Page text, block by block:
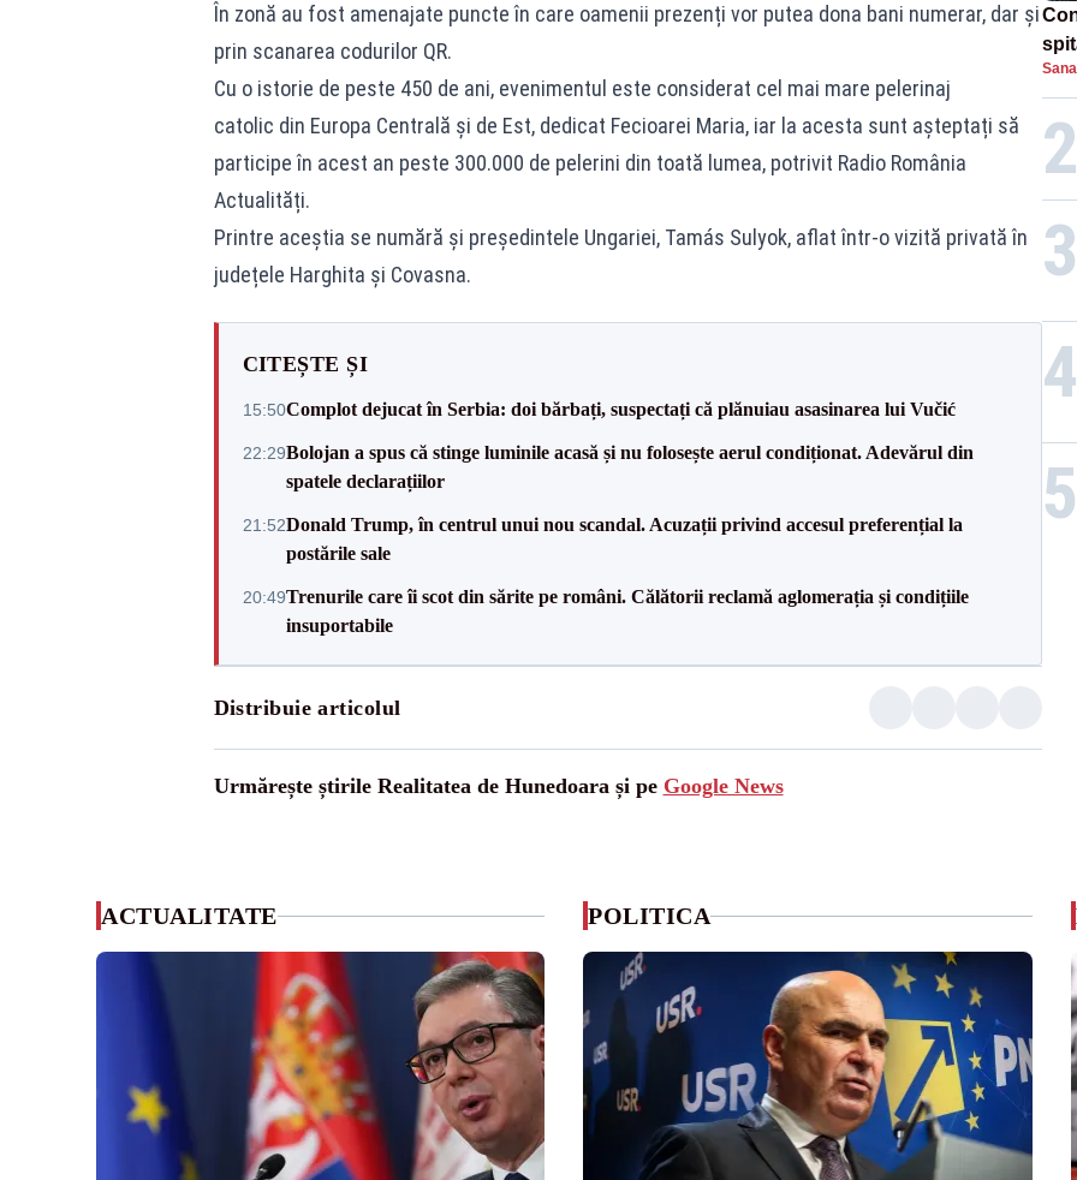
În zonă au fost amenajate puncte în care oamenii prezenți vor putea dona bani numerar, dar și
prin scanarea codurilor QR.
Cu o istorie de peste 450 de ani, evenimentul este considerat cel mai mare pelerinaj
catolic din Europa Centrală și de Est, dedicat Fecioarei Maria, iar la acesta sunt așteptați să
participe în acest an peste 300.000 de pelerini din toată lumea, potrivit Radio România
Actualități.
Printre aceștia se numără și președintele Ungariei, Tamás Sulyok, aflat într-o vizită privată în
județele Harghita și Covasna.
CITEȘTE ȘI
15:50Complot dejucat în Serbia: doi bărbați, suspectați că plănuiau asasinarea lui Vučić
22:29Bolojan a spus că stinge luminile acasă și nu folosește aerul condiționat. Adevărul din
spatele declarațiilor
21:52Donald Trump, în centrul unui nou scandal. Acuzații privind accesul preferențial la
postările sale
20:49Trenurile care îi scot din sărite pe români. Călătorii reclamă aglomerația și condițiile
insuportabile
Distribuie articolul
Urmărește știrile Realitatea de Hunedoara și pe Google News
2
3
4
5
ACTUALITATE POLITICA